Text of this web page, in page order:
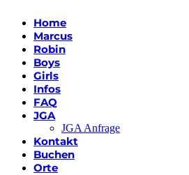
Home
Marcus
Robin
Boys
Girls
Infos
FAQ
JGA
JGA Anfrage
Kontakt
Buchen
Orte